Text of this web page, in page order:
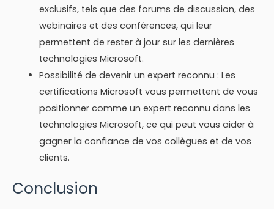
exclusifs, tels que des forums de discussion, des
webinaires et des conférences, qui leur
permettent de rester à jour sur les dernières
technologies Microsoft.
Possibilité de devenir un expert reconnu : Les
certifications Microsoft vous permettent de vous
positionner comme un expert reconnu dans les
technologies Microsoft, ce qui peut vous aider à
gagner la confiance de vos collègues et de vos
clients.
Conclusion